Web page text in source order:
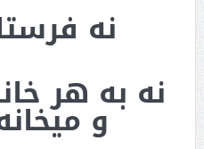
نه
نه به هر
و